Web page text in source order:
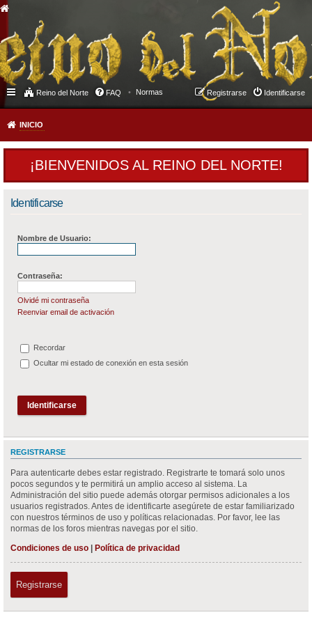
Reino del Norte FAQ Normas Identificarse
Registrarse
INICIO
¡BIENVENIDOS AL REINO DEL NORTE!
Identificarse
Nombre de Usuario:
Contraseña:
Olvidé mi contraseña
Reenviar email de activación
Recordar
Ocultar mi estado de conexión en esta sesión
REGISTRARSE
Para autenticarte debes estar registrado. Registrarte te tomará solo unos
pocos segundos y te permitirá un amplio acceso al sistema. La
Administración del sitio puede además otorgar permisos adicionales a los
usuarios registrados. Antes de identificarte asegúrete de estar familiarizado
con nuestros términos de uso y políticas relacionadas. Por favor, lee las
normas de los foros mientras navegas por el sitio.
Condiciones de uso
Política de privacidad
Registrarse